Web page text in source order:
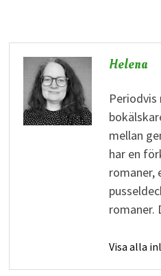
Helena
mellan
har en
romaner,
romaner.
Visa alla